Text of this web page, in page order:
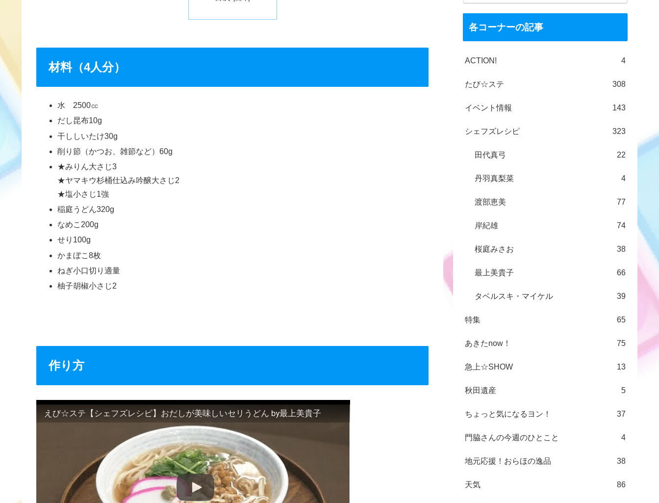
材料（4人分）
水 2500㏄
だし昆布10g
干ししいたけ30g
削り節（かつお、雑節など）60g
★みりん大さじ3
★ヤマキウ杉桶仕込み吟醸大さじ2
★塩小さじ1強
稲庭うどん320g
なめこ200g
せり100g
かまぼこ8枚
ねぎ小口切り適量
柚子胡椒小さじ2
作り方
えび☆ステ【シェフズレシピ】おだしが美味しいセリうどん by最上美貴子
各コーナーの記事
ACTION! 4
たび☆ステ 308
イベント情報 143
シェフズレシピ 323
田代真弓 22
丹羽真梨菜 4
渡部恵美 77
岸紀雄 74
桜庭みさお 38
最上美貴子 66
タベルスキ・マイケル 39
特集 65
あきたnow！ 75
急上☆SHOW 13
秋田遺産 5
ちょっと気になるヨン！ 37
門脇さんの今週のひとこと 4
地元応援！おらほの逸品 38
天気 86